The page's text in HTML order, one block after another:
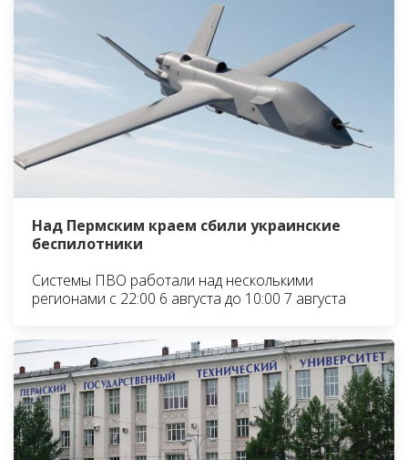
Над Пермским краем сбили украинские
беспилотники
Системы ПВО работали над несколькими
регионами с 22:00 6 августа до 10:00 7 августа